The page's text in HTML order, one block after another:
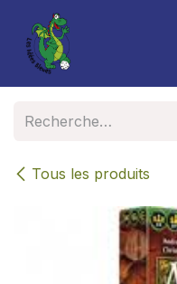
Se rendre au contenu
Tous les produits